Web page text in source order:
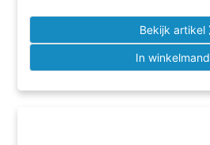
Bekijk artikel
In winkelmand